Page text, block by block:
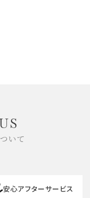
いて
安心アフターサービス